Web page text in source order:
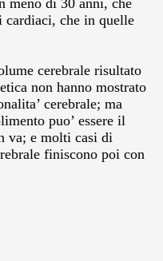
cardiaci, che in quelle
cerebrale risultato
non hanno mostrato
cerebrale; ma
puo’ essere il
va; e molti casi di
finiscono poi con